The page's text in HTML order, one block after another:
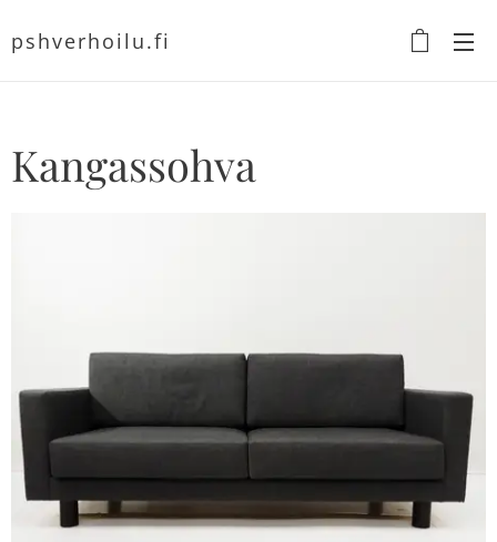
pshverhoilu.fi
Kangassohva